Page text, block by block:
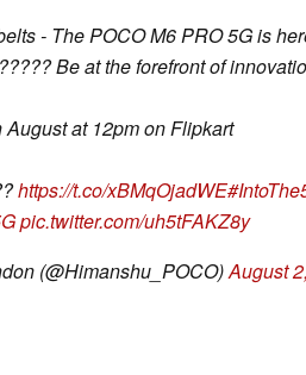
- The POCO M6 PRO 5G is
Be at the forefront of
at 12pm on Flipkart
https://t.co/xBMqOjadWE
pic.twitter.com/uh5tFAKZ8y
(@Himanshu_POCO)August